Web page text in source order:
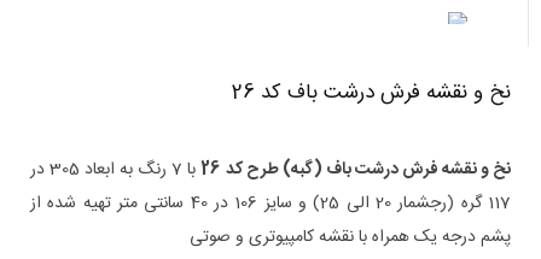
نخ و نقشه فرش درشت باف کد 26
نخ و نقشهفرش درشت باف (گبه)طرح کد 26
با 7 رنگ به ابعاد 305 در
117 گره (رجشمار 20 الی 25) و سایز 106 در 40 سانتی متر تهیه شده از
پشم درجه یک همراه با نقشه کامپیوتری و صوتی